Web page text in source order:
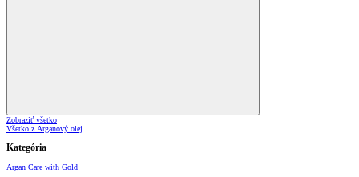
Zobraziť všetko
Všetko z Arganový olej
Kategória
Argan Care with Gold